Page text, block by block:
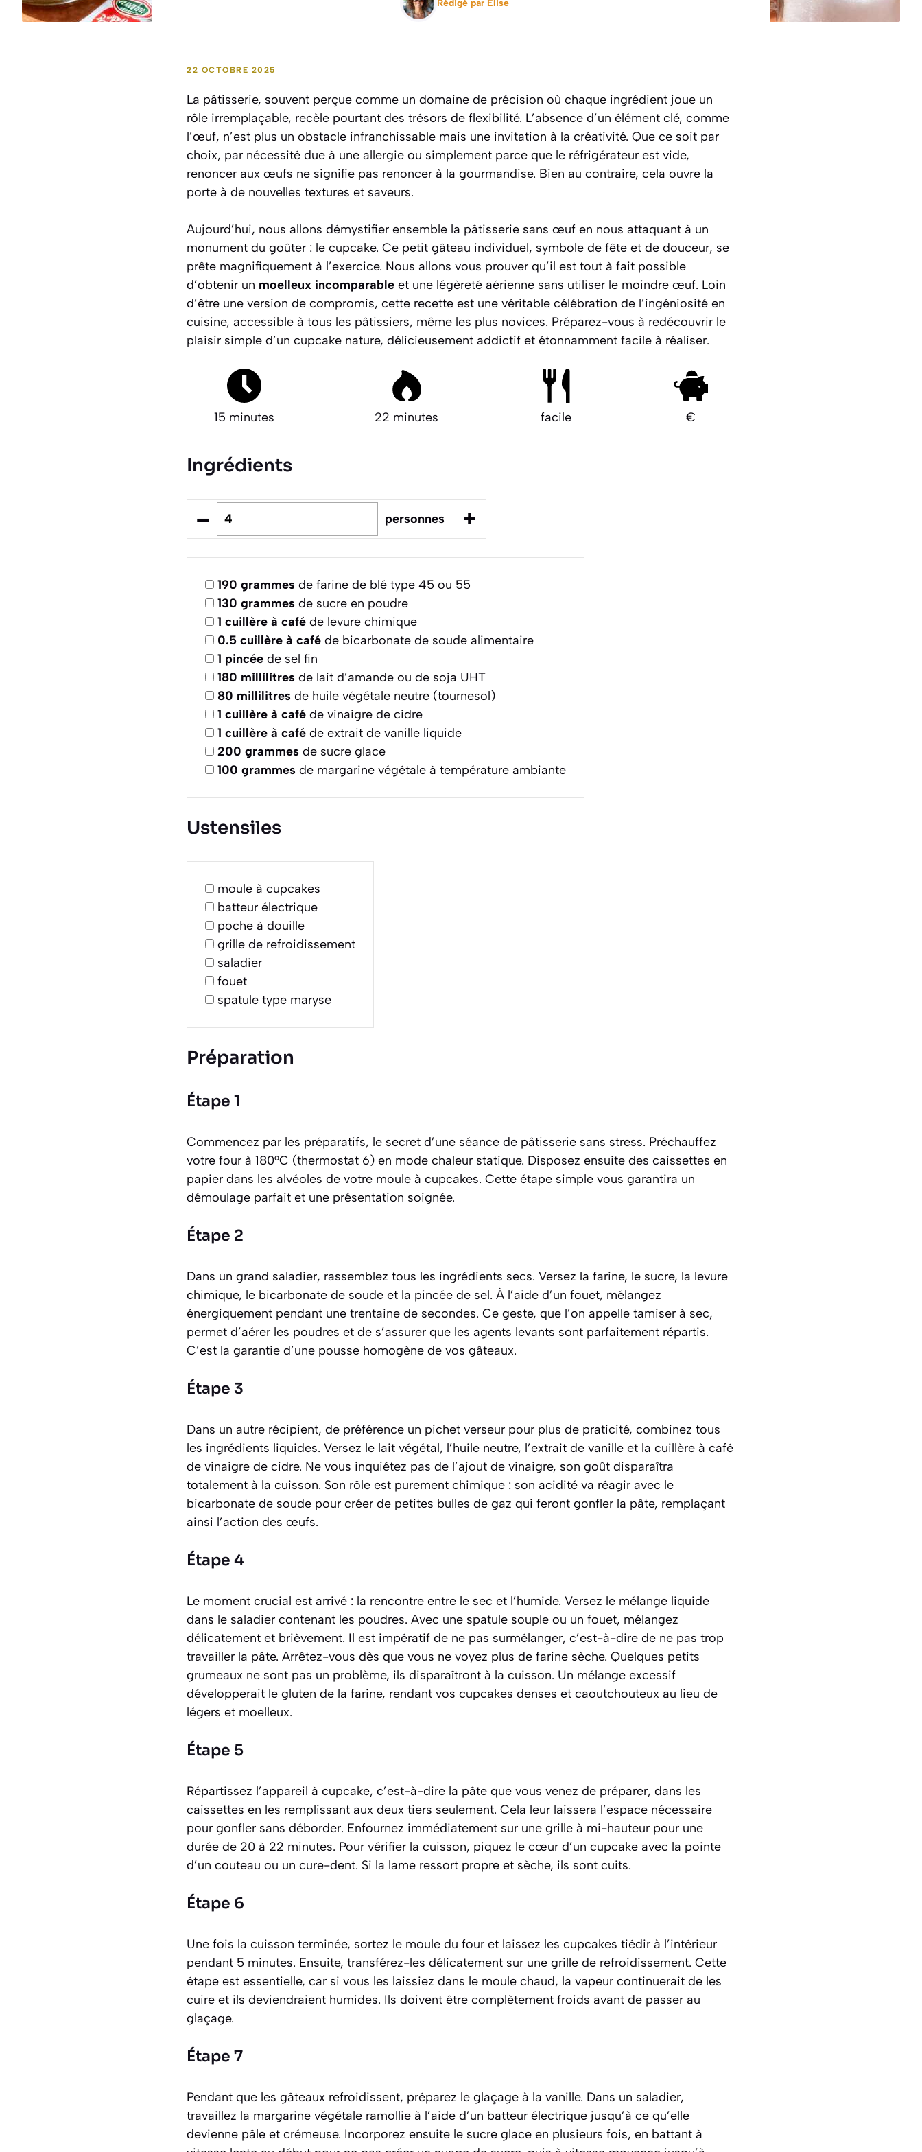
Rédigé par Elise
22 OCTOBRE 2025
La pâtisserie, souvent perçue comme un domaine de précision où chaque ingrédient joue un
rôle irremplaçable, recèle pourtant des trésors de flexibilité. L’absence d’un élément clé, comme
l’œuf, n’est plus un obstacle infranchissable mais une invitation à la créativité. Que ce soit par
choix, par nécessité due à une allergie ou simplement parce que le réfrigérateur est vide,
renoncer aux œufs ne signifie pas renoncer à la gourmandise. Bien au contraire, cela ouvre la
porte à de nouvelles textures et saveurs.
Aujourd’hui, nous allons démystifier ensemble la pâtisserie sans œuf en nous attaquant à un
monument du goûter : le cupcake. Ce petit gâteau individuel, symbole de fête et de douceur, se
prête magnifiquement à l’exercice. Nous allons vous prouver qu’il est tout à fait possible
d’obtenir un moelleux incomparable et une légèreté aérienne sans utiliser le moindre œuf. Loin
d’être une version de compromis, cette recette est une véritable célébration de l’ingéniosité en
cuisine, accessible à tous les pâtissiers, même les plus novices. Préparez-vous à redécouvrir le
plaisir simple d’un cupcake nature, délicieusement addictif et étonnamment facile à réaliser.
15 minutes 22 minutes facile €
Ingrédients
– personnes +
190 grammes de farine de blé type 45 ou 55
130 grammes de sucre en poudre
1 cuillère à café de levure chimique
0.5 cuillère à café de bicarbonate de soude alimentaire
1 pincée de sel fin
180 millilitres de lait d’amande ou de soja UHT
80 millilitres de huile végétale neutre (tournesol)
1 cuillère à café de vinaigre de cidre
1 cuillère à café de extrait de vanille liquide
200 grammes de sucre glace
100 grammes de margarine végétale à température ambiante
Ustensiles
moule à cupcakes
batteur électrique
poche à douille
grille de refroidissement
saladier
fouet
spatule type maryse
Préparation
Étape 1
Commencez par les préparatifs, le secret d’une séance de pâtisserie sans stress. Préchauffez
votre four à 180°C (thermostat 6) en mode chaleur statique. Disposez ensuite des caissettes en
papier dans les alvéoles de votre moule à cupcakes. Cette étape simple vous garantira un
démoulage parfait et une présentation soignée.
Étape 2
Dans un grand saladier, rassemblez tous les ingrédients secs. Versez la farine, le sucre, la levure
chimique, le bicarbonate de soude et la pincée de sel. À l’aide d’un fouet, mélangez
énergiquement pendant une trentaine de secondes. Ce geste, que l’on appelle tamiser à sec,
permet d’aérer les poudres et de s’assurer que les agents levants sont parfaitement répartis.
C’est la garantie d’une pousse homogène de vos gâteaux.
Étape 3
Dans un autre récipient, de préférence un pichet verseur pour plus de praticité, combinez tous
les ingrédients liquides. Versez le lait végétal, l’huile neutre, l’extrait de vanille et la cuillère à café
de vinaigre de cidre. Ne vous inquiétez pas de l’ajout de vinaigre, son goût disparaîtra
totalement à la cuisson. Son rôle est purement chimique : son acidité va réagir avec le
bicarbonate de soude pour créer de petites bulles de gaz qui feront gonfler la pâte, remplaçant
ainsi l’action des œufs.
Étape 4
Le moment crucial est arrivé : la rencontre entre le sec et l’humide. Versez le mélange liquide
dans le saladier contenant les poudres. Avec une spatule souple ou un fouet, mélangez
délicatement et brièvement. Il est impératif de ne pas surmélanger, c’est-à-dire de ne pas trop
travailler la pâte. Arrêtez-vous dès que vous ne voyez plus de farine sèche. Quelques petits
grumeaux ne sont pas un problème, ils disparaîtront à la cuisson. Un mélange excessif
développerait le gluten de la farine, rendant vos cupcakes denses et caoutchouteux au lieu de
légers et moelleux.
Étape 5
Répartissez l’appareil à cupcake, c’est-à-dire la pâte que vous venez de préparer, dans les
caissettes en les remplissant aux deux tiers seulement. Cela leur laissera l’espace nécessaire
pour gonfler sans déborder. Enfournez immédiatement sur une grille à mi-hauteur pour une
durée de 20 à 22 minutes. Pour vérifier la cuisson, piquez le cœur d’un cupcake avec la pointe
d’un couteau ou un cure-dent. Si la lame ressort propre et sèche, ils sont cuits.
Étape 6
Une fois la cuisson terminée, sortez le moule du four et laissez les cupcakes tiédir à l’intérieur
pendant 5 minutes. Ensuite, transférez-les délicatement sur une grille de refroidissement. Cette
étape est essentielle, car si vous les laissiez dans le moule chaud, la vapeur continuerait de les
cuire et ils deviendraient humides. Ils doivent être complètement froids avant de passer au
glaçage.
Étape 7
Pendant que les gâteaux refroidissent, préparez le glaçage à la vanille. Dans un saladier,
travaillez la margarine végétale ramollie à l’aide d’un batteur électrique jusqu’à ce qu’elle
devienne pâle et crémeuse. Incorporez ensuite le sucre glace en plusieurs fois, en battant à